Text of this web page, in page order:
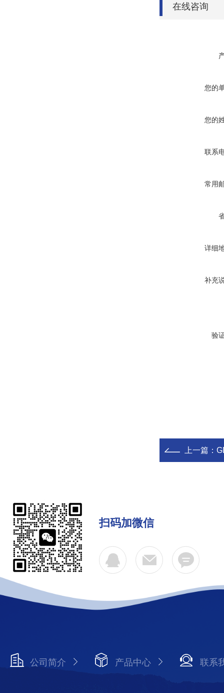
在线咨询
您的
您的
联系
常用
详细
补充
验
上一篇：
扫码加微信
公司简介 产品中心 联系